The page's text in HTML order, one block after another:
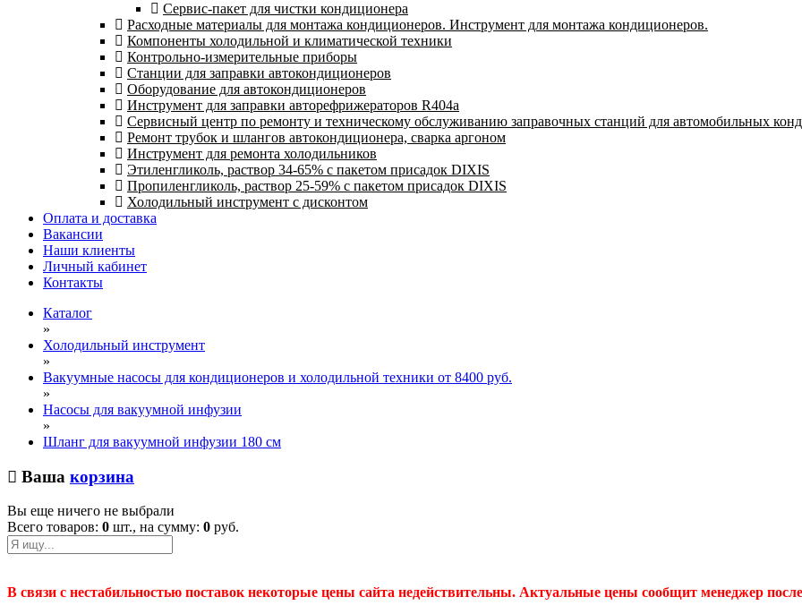
Сервис-пакет для чистки кондиционера
Расходные материалы для монтажа кондиционеров. Инструмент для монтажа кондиционеров.
Компоненты холодильной и климатической техники
Контрольно-измерительные приборы
Станции для заправки автокондиционеров
Оборудование для автокондиционеров
Инструмент для заправки авторефрижераторов R404a
Сервисный центр по ремонту и техническому обслуживанию заправочных станций для автомобильных
Ремонт трубок и шлангов автокондиционера, сварка аргоном
Инструмент для ремонта холодильников
Этиленгликоль, раствор 34-65% с пакетом присадок DIXIS
Пропиленгликоль, раствор 25-59% с пакетом присадок DIXIS
Холодильный инструмент с дисконтом
Оплата и доставка
Вакансии
Наши клиенты
Личный кабинет
Контакты
Каталог
»
Холодильный инструмент
»
Вакуумные насосы для кондиционеров и холодильной техники от 8400 руб.
»
Насосы для вакуумной инфузии
»
Шланг для вакуумной инфузии 180 см
Ваша корзина
Вы еще ничего не выбрали
Всего товаров: 0 шт., на сумму: 0 руб.
В связи с нестабильностью поставок некоторые цены сайта недействительны. Актуальные цены сообщит менеджер